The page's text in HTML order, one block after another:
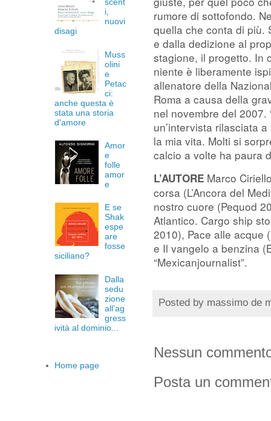
rumore di sottofondo.
quella che conta di più.
e dalla dedizione al
stagione, il progetto. In
niente è liberamente
allenatore della
Roma a causa della
nel novembre del 2007.
un’intervista rilasciata
la mia vita. Molti si
calcio a volte ha paura
L’AUTORE Marco
corsa (L’Ancora del
nostro cuore (Pequod
Atlantico. Cargo ship
2010), Pace alle acque
e Il vangelo a benzina
“Mexicanjournalist”.
Posted by massimo de
Nessun
Posta un
i,
nuovi
disagi
Muss
olini
e
Petac
ci:
anche questa è
stata una storia
d'amore
Amor
e
folle
amor
e
E se
Shak
espe
are
fosse
siciliano?
Dalla
sedu
zione
all’ag
gress
ività al dominio...
Home page